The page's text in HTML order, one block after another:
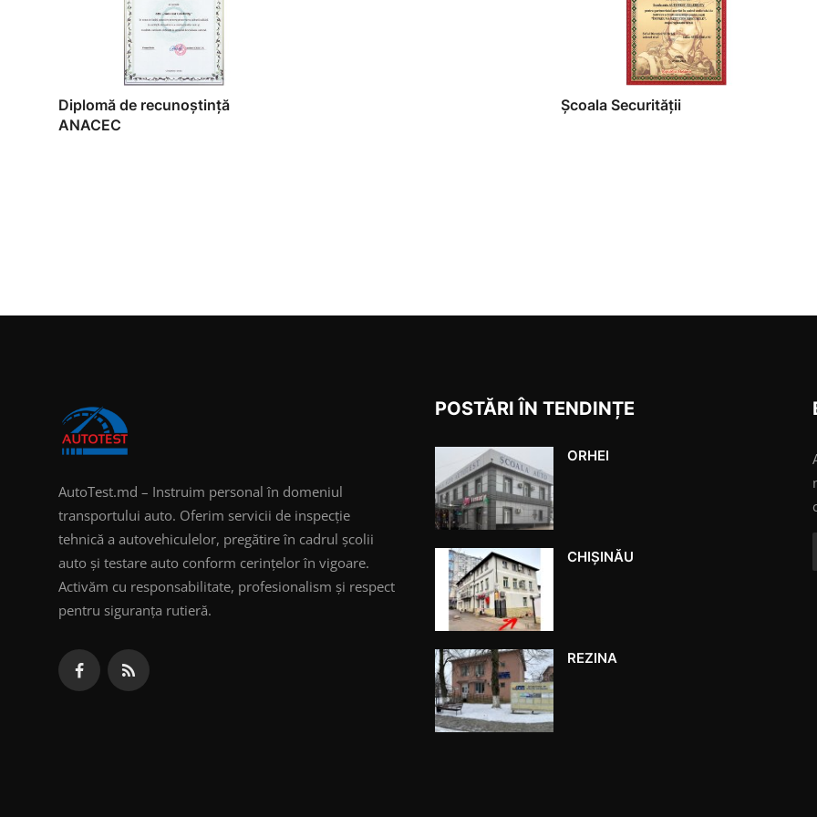
Diplomă de recunoștință
ANACEC
Școala Securității
AutoTest.md – Instruim personal în domeniul
transportului auto. Oferim servicii de inspecție
tehnică a autovehiculelor, pregătire în cadrul școlii
auto și testare auto conform cerințelor în vigoare.
Activăm cu responsabilitate, profesionalism și respect
pentru siguranța rutieră.
POSTĂRI ÎN TENDINȚE
ORHEI
CHIȘINĂU
REZINA